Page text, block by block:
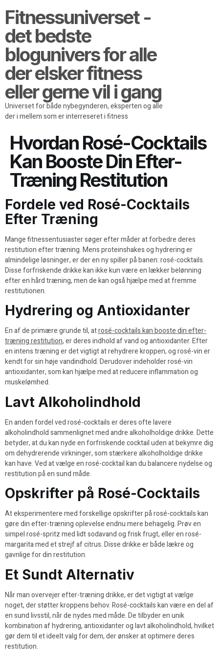
Fitnessuniverset -
det bedste
blogunivers for alle
der elsker fitness
eller gerne vil i gang
Universet for både nybegynderen, eksperten og alle
der i mellem som er interreseret i fitness
Hvordan Rosé-Cocktails
Kan Booste Din Efter-
Træning Restitution
Fordele ved Rosé-Cocktails
Efter Træning
Mange fitnessentusiaster søger efter måder at forbedre deres
restitution efter træning. Mens proteinshakes og hydrering er
almindelige løsninger, er der en ny spiller på banen: rosé-cocktails.
Disse forfriskende drikke kan ikke kun være en lækker belønning
efter en hård træning, men de kan også hjælpe med at fremme
restitutionen.
Hydrering og Antioxidanter
En af de primære grunde til, atrosé-cocktails kan booste din efter-
træning restitution, er deres indhold af vand og antioxidanter. Efter
en intens træning er det vigtigt at rehydrere kroppen, og rosé-vin er
kendt for sin høje vandindhold. Derudover indeholder rosé-vin
antioxidanter, som kan hjælpe med at reducere inflammation og
muskelømhed.
Lavt Alkoholindhold
En anden fordel ved rosé-cocktails er deres ofte lavere
alkoholindhold sammenlignet med andre alkoholholdige drikke. Dette
betyder, at du kan nyde en forfriskende cocktail uden at bekymre dig
om dehydrerende virkninger, som stærkere alkoholholdige drikke
kan have. Ved at vælge en rosé-cocktail kan du balancere nydelse og
restitution på en sund måde.
Opskrifter på Rosé-Cocktails
At eksperimentere med forskellige opskrifter på rosé-cocktails kan
gøre din efter-træning oplevelse endnu mere behagelig. Prøv en
simpel rosé-spritz med lidt sodavand og frisk frugt, eller en rosé-
margarita med et strejf af citrus. Disse drikke er både lækre og
gavnlige for din restitution.
Et Sundt Alternativ
Når man overvejer efter-træning drikke, er det vigtigt at vælge
noget, der støtter kroppens behov. Rosé-cocktails kan være en del af
en sund livsstil, når de nydes med måde. De tilbyder en unik
kombination af hydrering, antioxidanter og lavt alkoholindhold, hvilket
gør dem til et ideelt valg for dem, der ønsker at optimere deres
restitution.